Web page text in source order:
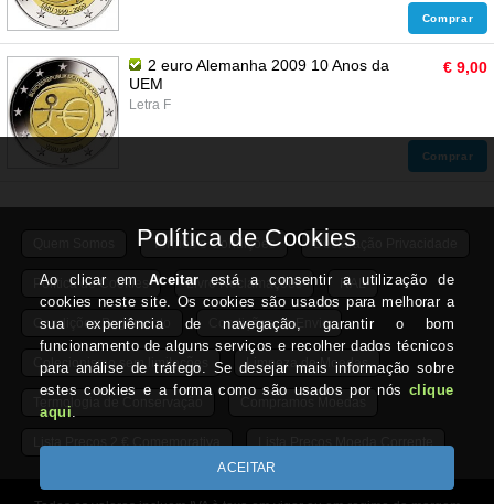
Comprar
2 euro Alemanha 2009 10 Anos da
UEM
Letra F
€ 9,00
Comprar
Termos e Condições Declaração Privacidade
Política de Cookies Livro Reclamações RAL
Condições Pagamento Condições de Envio
Colecionismo sem limitações Limpeza de Moedas
Termologia de Conservação Compramos Moedas
Lista Preços 2 € Comemorativa Lista Preços Moeda Corrente